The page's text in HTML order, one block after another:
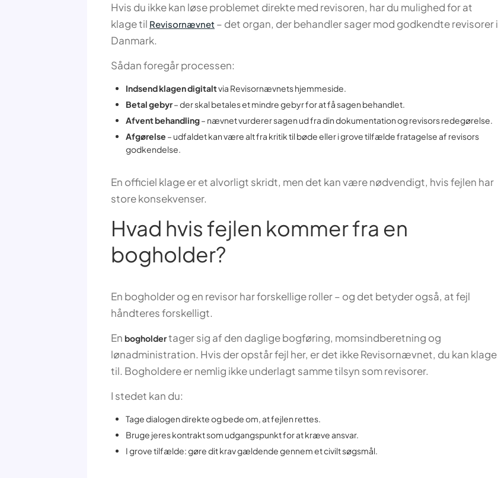
Hvis du ikke kan løse problemet direkte med revisoren, har du mulighed for at
klage til Revisornævnet – det organ, der behandler sager mod godkendte revisorer i
Danmark.
Sådan foregår processen:
Indsend klagen digitaltvia Revisornævnets hjemmeside.
Betal gebyr– der skal betales et mindre gebyr for at få sagen behandlet.
Afvent behandling– nævnet vurderer sagen ud fra din dokumentation og revisors redegørelse.
Afgørelse – udfaldet kan være alt fra kritik til bøde eller i grove tilfælde fratagelse af revisors
godkendelse.
En officiel klage er et alvorligt skridt, men det kan være nødvendigt, hvis fejlen har
store konsekvenser.
Hvad hvis fejlen kommer fra en
bogholder?
En bogholder og en revisor har forskellige roller – og det betyder også, at fejl
håndteres forskelligt.
En bogholdertager sig af den daglige bogføring, momsindberetning og
lønadministration. Hvis der opstår fejl her, er det ikke Revisornævnet, du kan klage
til. Bogholdere er nemlig ikke underlagt samme tilsyn som revisorer.
I stedet kan du:
Tage dialogen direkte og bede om, at fejlen rettes.
Bruge jeres kontrakt som udgangspunkt for at kræve ansvar.
I grove tilfælde: gøre dit krav gældende gennem et civilt søgsmål.